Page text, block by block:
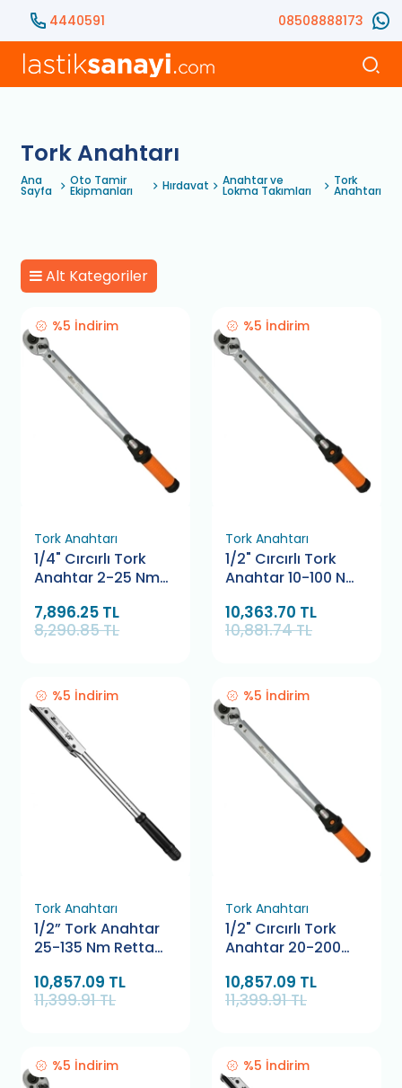
4440591 08508888173
Tork Anahtarı
Ana
Sayfa
Oto Tamir
Ekipmanları Hırdavat Anahtar ve
Lokma Takımları
Tork
Anahtarı
Alt Kategoriler
%5 İndirim
Tork Anahtarı
1/4" Cırcırlı Tork
Anahtar 2-25 Nm
7,896.25 TL
8,290.85 TL
%5 İndirim
Tork Anahtarı
1/2" Cırcırlı Tork
Anahtar 10-100 Nm
10,363.70 TL
10,881.74 TL
%5 İndirim
Tork Anahtarı
1/2” Tork Anahtar
25-135 Nm Retta
10,857.09 TL
11,399.91 TL
%5 İndirim
Tork Anahtarı
1/2" Cırcırlı Tork
Anahtar 20-200
10,857.09 TL
11,399.91 TL
%5 İndirim %5 İndirim